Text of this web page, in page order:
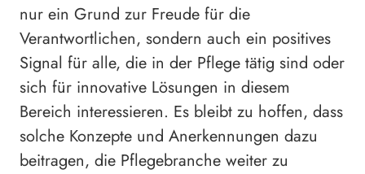
nur ein Grund zur Freude für die
Verantwortlichen, sondern auch ein positives
Signal für alle, die in der Pflege tätig sind oder
sich für innovative Lösungen in diesem
Bereich interessieren. Es bleibt zu hoffen, dass
solche Konzepte und Anerkennungen dazu
beitragen, die Pflegebranche weiter zu